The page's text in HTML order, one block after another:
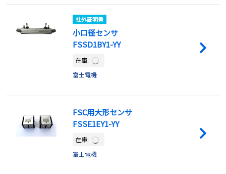
社外証明書
小口径センサ
FSSD1BY1-YY
在庫:
富士電機
FSC用大形センサ
FSSE1EY1-YY
在庫:
富士電機